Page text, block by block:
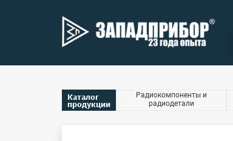
Каталог
продукции
Радиокомпоненты и
радиодетали